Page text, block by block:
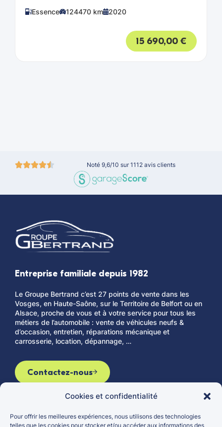
Cookies et confidentialité
Pour offrir les meilleures expériences, nous utilisons des technologies
telles que les cookies pour stocker et/ou accéder aux informations des
Essence 124470 km 2020
15 690,00€
Noté 9,6/10 sur 1112 avis clients
Entreprise familiale depuis 1982
Le Groupe Bertrand c’est 27 points de vente dans les
Vosges, en Haute-Saône, sur le Territoire de Belfort ou en
Alsace, proche de vous et à votre service pour tous les
métiers de l’automobile : vente de véhicules neufs &
d’occasion, entretien, réparations mécanique et
carrosserie, location, dépannage, …
Contactez-nous
Le groupe Véhicules d’occasion